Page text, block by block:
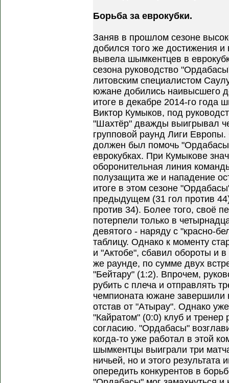
Борьба за еврокубки.
Заняв в прошлом сезоне
добился того же достижения и
вывела шымкентцев в
сезона руководство
литовским специалистом
южане добились наивысшего
итоге в декабре 2014-го года
Виктор Кумыков, под
"Шахтёр" дважды выигрывал
групповой раунд Лиги
должен был помочь
еврокубках. При Кумыкове
оборонительная линия
полузащита же и нападение
итоге в этом сезоне
предыдущем (31 гол против
против 34). Более того, своё
потерпели только в
девятого - наряду с "красно-
таблицу. Однако к моменту
и "Актобе", сбавил обороты и
же раунде, по сумме двух
"Бейтару" (1:2). Впрочем,
рубить с плеча и отправлять
чемпионата южане завершили
отстав от "Атырау". Однако
"Кайратом" (0:0) клуб и тренер
согласию. "Ордабасы"
когда-то уже работал в этой
шымкентцы выиграли три
ничьей, но и этого результата
опередить конкурентов в